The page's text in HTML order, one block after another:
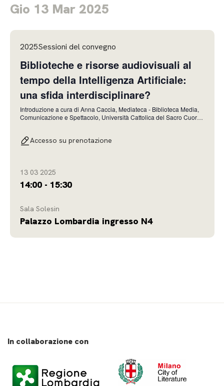
Gio 13 Mar 2025
13 03 2025
14:00 - 15:30
Sala Solesin
Palazzo Lombardia ingresso N4
2025Sessioni del convegno
Biblioteche e risorse audiovisuali al
tempo della Intelligenza Artificiale:
una sfida interdisciplinare?
Introduzione a cura di Anna Caccia, Mediateca - Biblioteca Media,
Comunicazione e Spettacolo, Università Cattolica del Sacro Cuore,
l’esperienza francese Flor
Accesso su prenotazione
In collaborazione con